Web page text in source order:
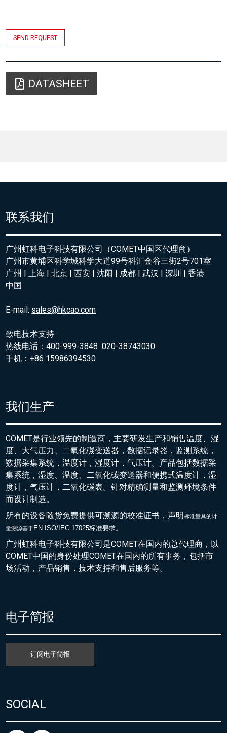
SEND REQUEST
DATASHEET
联系我们
广州虹科电子科技有限公司（COMET中国区代理商）
广州市黄埔区科学城科学大道99号科汇金谷三街2号701室
广州 | 上海 | 北京 | 西安 | 沈阳 | 成都 | 武汉 | 深圳 | 香港
中国
E-mail: sales@hkcao.com
致电技术支持
热线电话：400-999-3848 020-38743030
手机：+86 15986394530
我们生产
COMET是行业领先的制造商，主要研发生产和销售温度、湿
度、大气压力、二氧化碳变送器，数据记录器，监测系统，
数据采集系统，温度计，湿度计，气压计。产品包括数据采
集系统，湿度、温度、二氧化碳变送器和便携式温度计，湿
度计，气压计，二氧化碳表。针对精确测量和监测环境条件
而设计制造。
所有的设备随货免费提供可溯源的校准证书，声明标准量具的计
量溯源基于EN ISO/IEC 17025标准要求。
广州虹科电子科技有限公司是COMET在国内的总代理商，以
COMET中国的身份处理COMET在国内的所有事务，包括市
场活动，产品销售，技术支持和售后服务等。
电子简报
订阅电子简报
SOCIAL